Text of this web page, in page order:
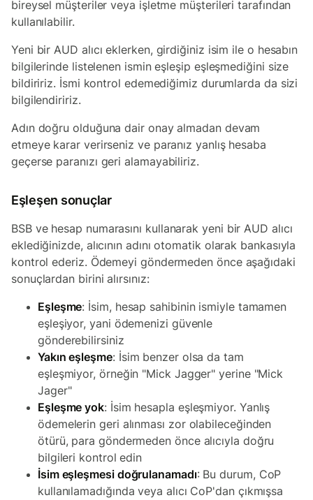
bireysel müşteriler veya işletme müşterileri tarafından
kullanılabilir.
Yeni bir AUD alıcı eklerken, girdiğiniz isim ile o hesabın
bilgilerinde listelenen ismin eşleşip eşleşmediğini size
bildiririz. İsmi kontrol edemediğimiz durumlarda da sizi
bilgilendiririz.
Adın doğru olduğuna dair onay almadan devam
etmeye karar verirseniz ve paranız yanlış hesaba
geçerse paranızı geri alamayabiliriz.
Eşleşen sonuçlar
BSB ve hesap numarasını kullanarak yeni bir AUD alıcı
eklediğinizde, alıcının adını otomatik olarak bankasıyla
kontrol ederiz. Ödemeyi göndermeden önce aşağıdaki
sonuçlardan birini alırsınız:
Eşleşme: İsim, hesap sahibinin ismiyle tamamen
eşleşiyor, yani ödemenizi güvenle
gönderebilirsiniz
Yakın eşleşme: İsim benzer olsa da tam
eşleşmiyor, örneğin "Mick Jagger" yerine "Mick
Jager"
Eşleşme yok: İsim hesapla eşleşmiyor. Yanlış
ödemelerin geri alınması zor olabileceğinden
ötürü, para göndermeden önce alıcıyla doğru
bilgileri kontrol edin
İsim eşleşmesi doğrulanamadı: Bu durum, CoP
kullanılamadığında veya alıcı CoP'dan çıkmışsa